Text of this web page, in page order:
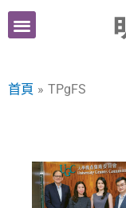
跳
內首頁 TPgFS